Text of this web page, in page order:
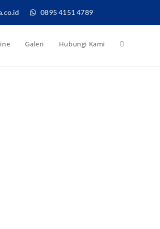
0895 4151 4789
Galeri Hubungi Kami